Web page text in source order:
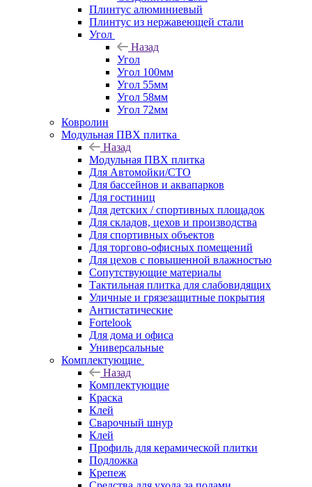
Плинтус алюминиевый
Плинтус из нержавеющей стали
Угол
Назад
Угол
Угол 100мм
Угол 55мм
Угол 58мм
Угол 72мм
Ковролин
Модульная ПВХ плитка
Назад
Модульная ПВХ плитка
Для Автомойки/СТО
Для бассейнов и аквапарков
Для гостиниц
Для детских / спортивных площадок
Для складов, цехов и производства
Для спортивных объектов
Для торгово-офисных помещений
Для цехов с повышенной влажностью
Сопутствующие материалы
Тактильная плитка для слабовидящих
Уличные и грязезащитные покрытия
Антистатические
Fortelook
Для дома и офиса
Универсальные
Комплектующие
Назад
Комплектующие
Краска
Клей
Сварочный шнур
Клей
Профиль для керамической плитки
Подложка
Крепеж